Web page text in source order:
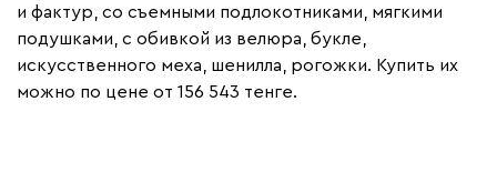
и фактур, со съемными подлокотниками, мягкими
подушками, с обивкой из велюра, букле,
искусственного меха, шенилла, рогожки. Купить их
можно по цене от 156 543 тенге.